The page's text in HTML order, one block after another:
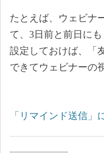
プ
たとえば、ウェビナ
て、3日前と前日に
設定しておけば、「
できてウェビナーの
「リマインド送信」